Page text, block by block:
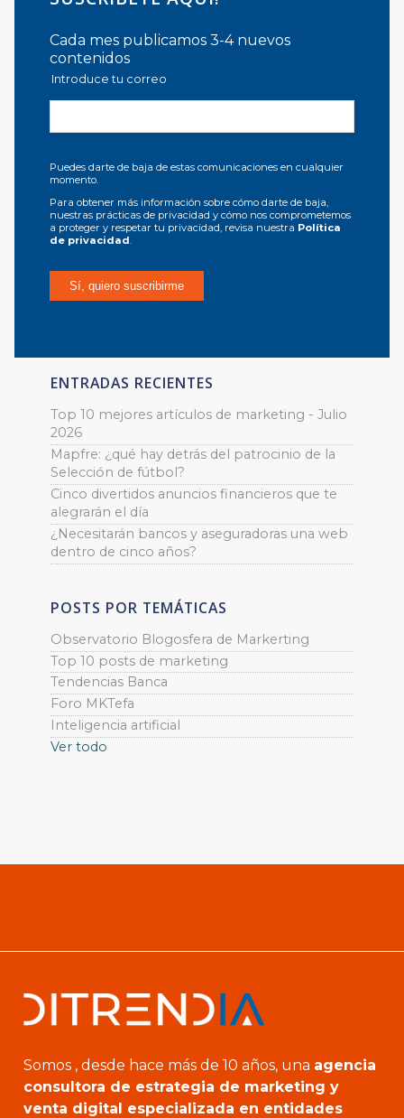
Cada mes publicamos 3-4 nuevos
contenidos
Introduce tu correo
Puedes darte de baja de estas comunicaciones en cualquier
momento.
Para obtener más información sobre cómo darte de baja,
nuestras prácticas de privacidad y cómo nos comprometemos
a proteger y respetar tu privacidad, revisa nuestra Política
de privacidad.
ENTRADAS RECIENTES
Top 10 mejores artículos de marketing - Julio
2026
Mapfre: ¿qué hay detrás del patrocinio de la
Selección de fútbol?
Cinco divertidos anuncios financieros que te
alegrarán el día
¿Necesitarán bancos y aseguradoras una web
dentro de cinco años?
POSTS POR TEMÁTICAS
Observatorio Blogosfera de Markerting
Top 10 posts de marketing
Tendencias Banca
Foro MKTefa
Inteligencia artificial
Ver todo
Somos , desde hace más de 10 años, una agencia
consultora de estrategia de marketing y
venta digital especializada en entidades